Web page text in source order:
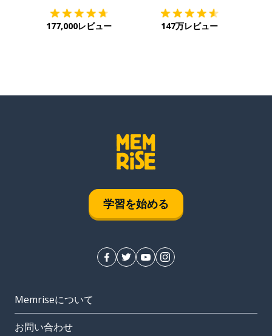
177,000レビュー 147万レビュー
学習を始める
Memriseについて
お問い合わせ